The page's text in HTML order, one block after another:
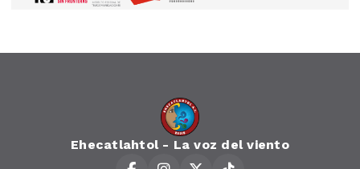
Ehecatlahtol - La voz del viento